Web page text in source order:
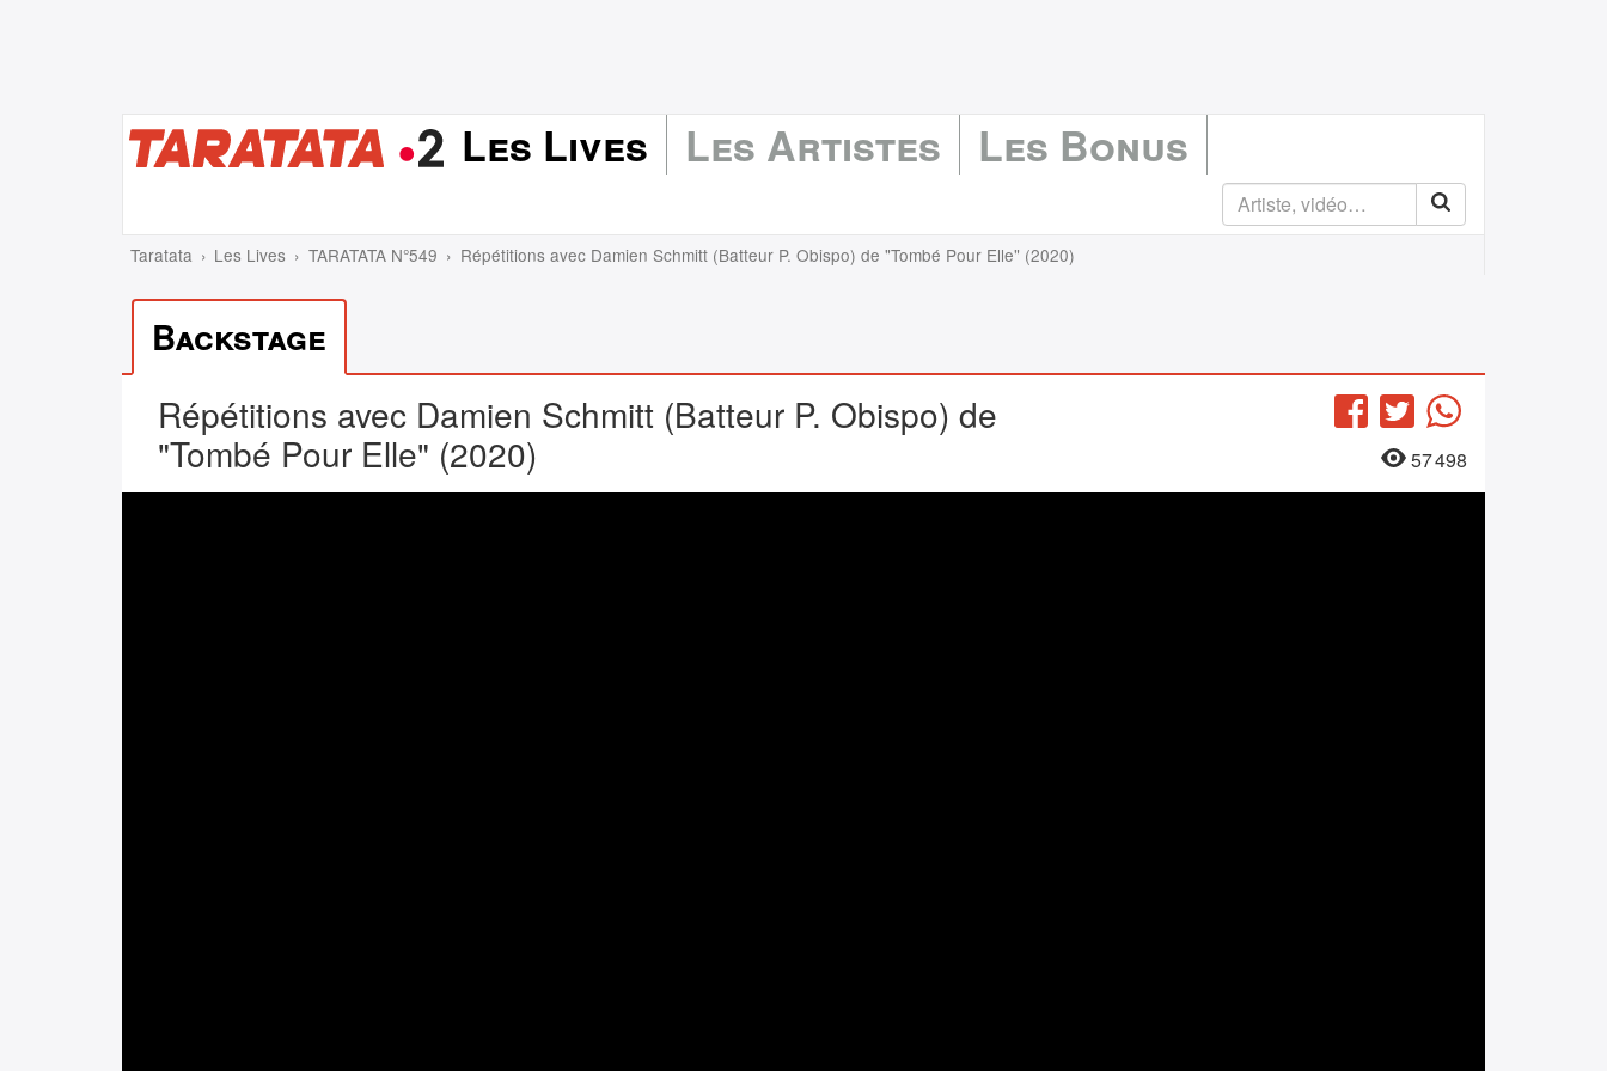
Les Lives Les Artistes Les Bonus
Taratata Les Lives TARATATA N°549 Répétitions avec Damien Schmitt (Batteur P. Obispo) de "Tombé Pour Elle" (2020)
Backstage
Répétitions avec Damien Schmitt (Batteur P. Obispo) de
"Tombé Pour Elle" (2020)
Facebook
TwitterWhatsApp
57 498